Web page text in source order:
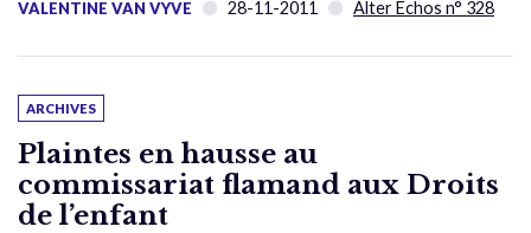
VALENTINE VAN VYVE 28-11-2011 Alter Échos n° 328
ARCHIVES
Plaintes en hausse au
commissariat flamand aux Droits
de l’enfant